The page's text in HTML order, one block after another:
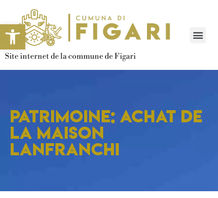
Site internet de la commune de Figari
Patrimoine: Achat de
la maison
Lanfranchi
Ouvrir la barre d’outils